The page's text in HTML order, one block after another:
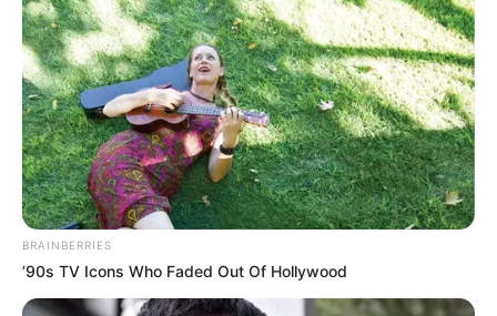
BRAINBERRIES
’90s TV Icons Who Faded Out Of Hollywood